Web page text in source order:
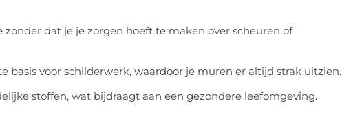
zonder dat je je zorgen hoeft te maken over scheuren of
basis voor schilderwerk, waardoor je muren er altijd strak uitzien.
stoffen, wat bijdraagt aan een gezondere leefomgeving.